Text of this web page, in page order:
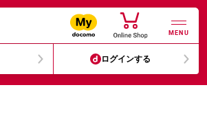
MENU
ログインする